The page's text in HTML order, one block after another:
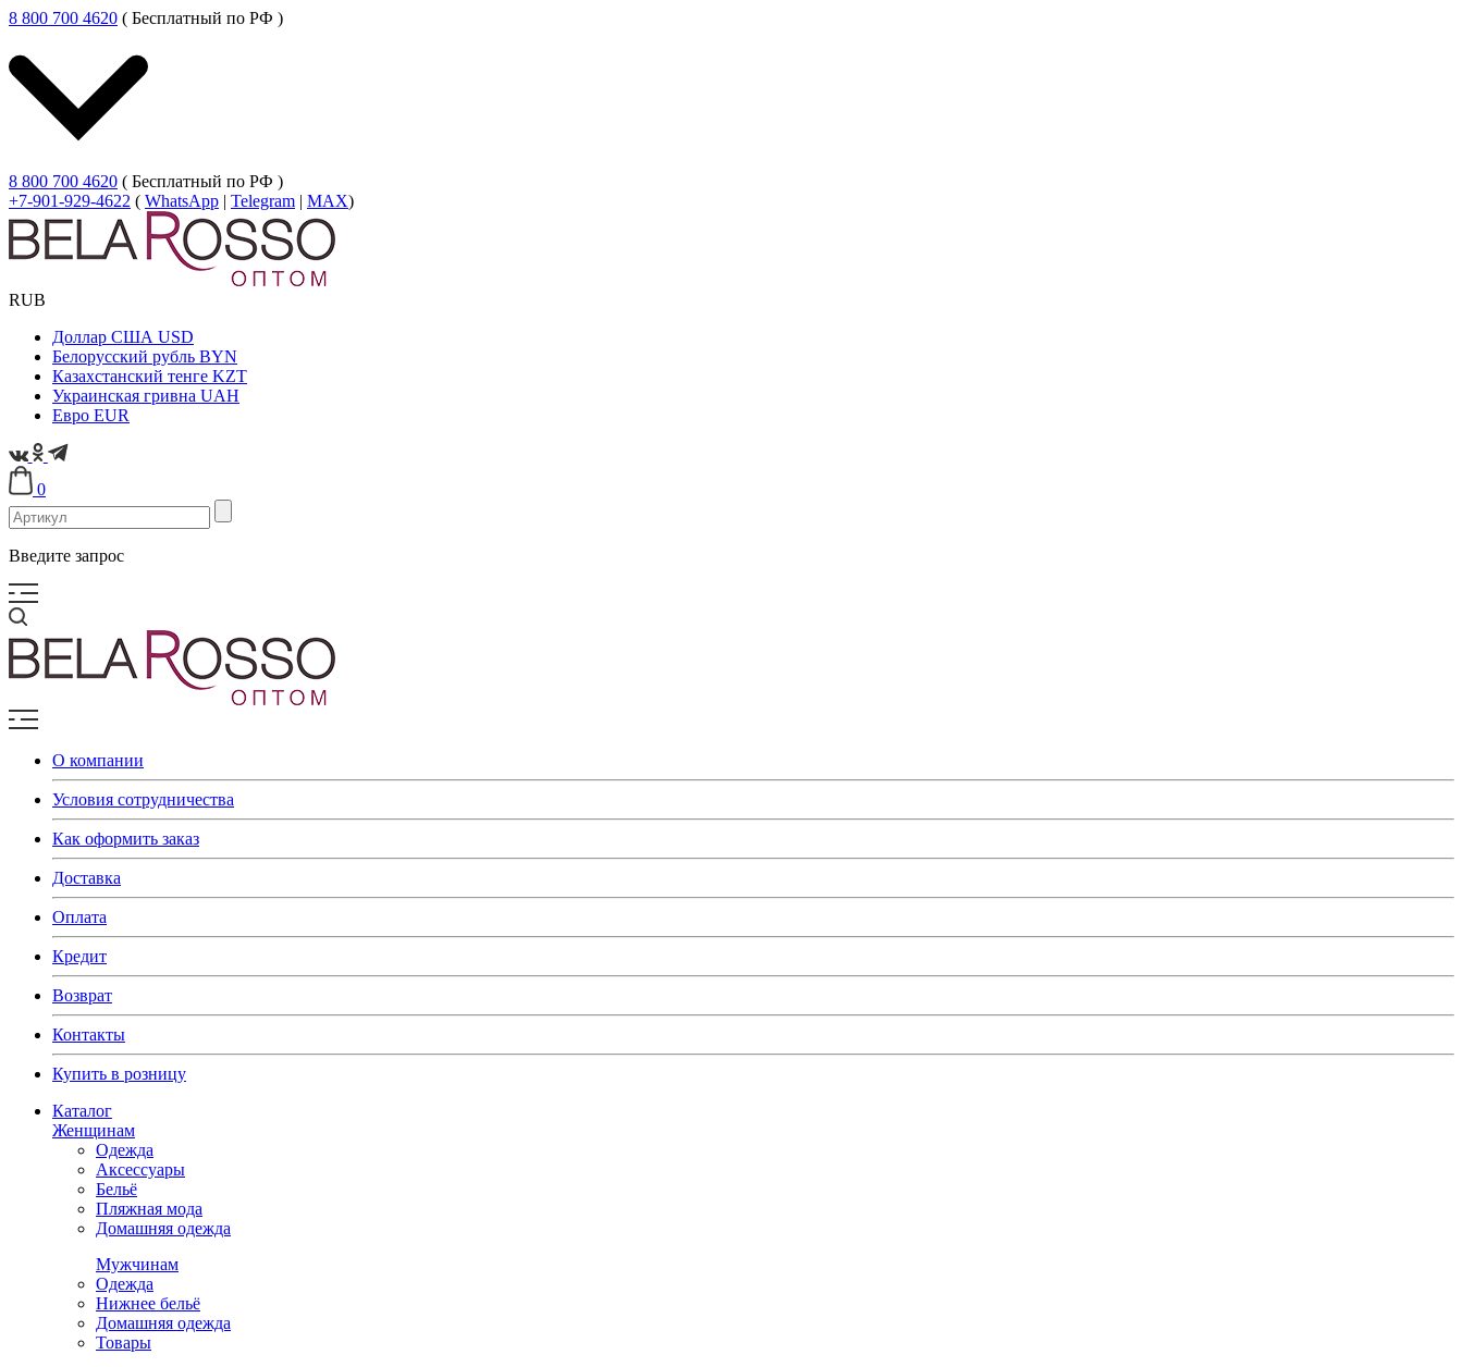
8 800 700 4620 ( Бесплатный по РФ )
8 800 700 4620 ( Бесплатный по РФ )
+7-901-929-4622 ( WhatsApp | Telegram | MAX)
RUB
Доллар США USD
Белорусский рубль BYN
Казахстанский тенге KZT
Украинская гривна UAH
Евро EUR
0
Введите запрос
О компании
Условия сотрудничества
Как оформить заказ
Доставка
Оплата
Кредит
Возврат
Контакты
Купить в розницу
Каталог
Женщинам
Одежда
Аксессуары
Бельё
Пляжная мода
Домашняя одежда
Мужчинам
Одежда
Нижнее бельё
Домашняя одежда
Товары